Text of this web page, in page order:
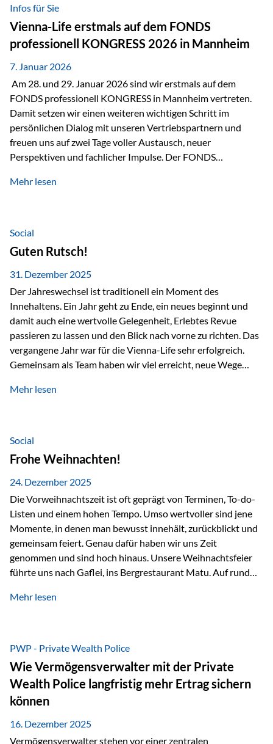
Beide Ansätze haben ihre Berechtigung und ihre Stärken
entfalten sie oft gerade in Kombination. ETFs: Effizient, breit
gestreut und klar strukturiert…
Infos für Sie
Vienna-Life erstmals auf dem FONDS
professionell KONGRESS 2026 in Mannheim
7. Januar 2026
Am 28. und 29. Januar 2026 sind wir erstmals auf dem
FONDS professionell KONGRESS in Mannheim vertreten.
Damit setzen wir einen weiteren wichtigen Schritt im
persönlichen Dialog mit unseren Vertriebspartnern und
freuen uns auf zwei Tage voller Austausch, neuer
Perspektiven und fachlicher Impulse. Der FONDS
Branchentreffen für Finanz- und Versicherungsprofis im
Vermögensstrukturierung und Nachfolgeplanung
gemeinsam zu diskutieren. Persönlich für Sie vor Ort An
beiden Kongresstagen stehen Ihnen Maximilian
Fichtenbauer, Dirk…
Mehr lesen
Social
Guten Rutsch!
31. Dezember 2025
Der Jahreswechsel ist traditionell ein Moment des
Innehaltens. Ein Jahr geht zu Ende, ein neues beginnt und
damit auch eine wertvolle Gelegenheit, Erlebtes Revue
passieren zu lassen und den Blick nach vorne zu richten. Das
vergangene Jahr war für die Vienna-Life sehr erfolgreich.
Gemeinsam als Team haben wir viel erreicht, neue Wege
Veranstaltungen wie der Schnifisschnauf, aber auch unsere
starkes Miteinander ist. Neben diesen gemeinsamen
Erlebnissen konnten wir…
Mehr lesen
Social
Frohe Weihnachten!
24. Dezember 2025
Die Vorweihnachtszeit ist oft geprägt von Terminen, To-do-
Listen und einem hohen Tempo. Umso wertvoller sind jene
Momente, in denen man bewusst innehält, zurückblickt und
gemeinsam feiert. Genau dafür haben wir uns Zeit
genommen und sind hoch hinaus. Unsere Weihnachtsfeier
führte uns nach Gaflei, ins Bergrestaurant Matu. Auf rund
beeindruckendes Panorama, sondern auch etwas, das im
verschneiter Landschaft, bei feinem Essen, guter Musik und
einer entspannten…
Mehr lesen
PWP - Private Wealth Police
Wie Vermögensverwalter mit der Private
Wealth Police langfristig mehr Ertrag sichern
können
16. Dezember 2025
Vermögensverwalter stehen vor einer zentralen